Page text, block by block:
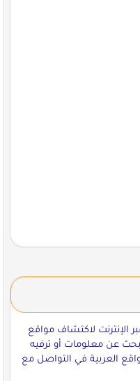
الإنترنت لاكتشاف مواقع
عن معلومات أو ترفيه
العربية في التواصل مع